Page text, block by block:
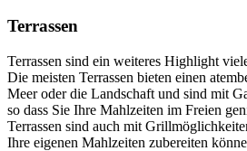
Terrassen
Terrassen sind ein weiteres Highlight
Die meisten Terrassen bieten einen
Meer oder die Landschaft und sind mit
so dass Sie Ihre Mahlzeiten im Freien
Terrassen sind auch mit
Ihre eigenen Mahlzeiten zubereiten